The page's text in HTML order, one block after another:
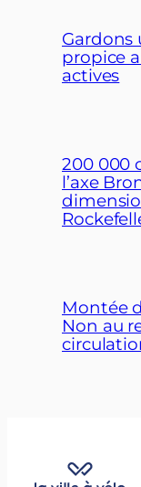
Gardons
propice
actives
200 000
l’axe
Montée
Non au